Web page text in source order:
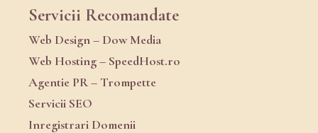
Servicii Recomandate
Web Design – Dow Media
Web Hosting – SpeedHost.ro
Agentie PR – Trompette
Servicii SEO
Inregistrari Domenii